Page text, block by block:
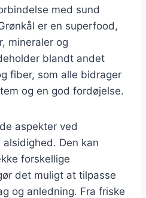
med sund
er en superfood,
mineraler og
blandt andet
fiber, som alle bidrager
og en god fordøjelse.
aspekter ved
Den kan
forskellige
det muligt at tilpasse
og anledning. Fra friske